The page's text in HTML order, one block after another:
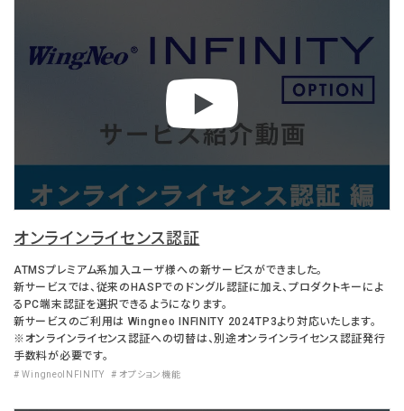
オンラインライセンス認証
ATMSプレミアム系加入ユーザ様への新サービスができました。
新サービスでは、従来のHASPでのドングル認証に加え、プロダクトキーによ
るPC端末認証を選択できるようになります。
新サービスのご利用は Wingneo INFINITY 2024TP3より対応いたします。
※オンラインライセンス認証への切替は、別途オンラインライセンス認証発行
手数料が必要です。
# WingneoINFINITY # オプション機能